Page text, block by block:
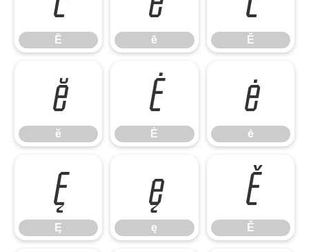
Ē ē Ĕ
ĕ
ĕ
Ė
Ė
ė
ė
Ę
Ę
ę
ę
Ě
Ě